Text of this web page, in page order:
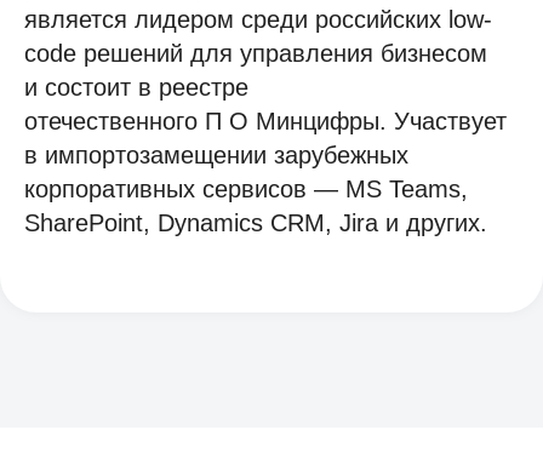
является лидером среди российских low-
code решений для управления бизнесом
и состоит в реестре
отечественного П О Минцифры. Участвует
в импортозамещении зарубежных
корпоративных сервисов — MS Teams,
SharePoint, Dynamics CRM, Jira и других.
+7